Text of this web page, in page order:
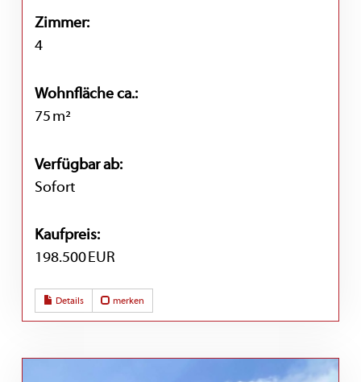
Zimmer:
4
Wohnfläche ca.:
75 m²
Verfügbar ab:
Sofort
Kaufpreis:
198.500 EUR
Details merken